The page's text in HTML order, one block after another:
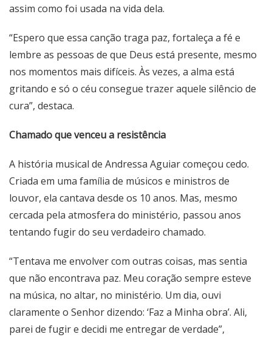
assim como foi usada na vida dela.
“Espero que essa canção traga paz, fortaleça a fé e
lembre as pessoas de que Deus está presente, mesmo
nos momentos mais difíceis. Às vezes, a alma está
gritando e só o céu consegue trazer aquele silêncio de
cura”, destaca.
Chamado que venceu a resistência
A história musical de Andressa Aguiar começou cedo.
Criada em uma família de músicos e ministros de
louvor, ela cantava desde os 10 anos. Mas, mesmo
cercada pela atmosfera do ministério, passou anos
tentando fugir do seu verdadeiro chamado.
“Tentava me envolver com outras coisas, mas sentia
que não encontrava paz. Meu coração sempre esteve
na música, no altar, no ministério. Um dia, ouvi
claramente o Senhor dizendo: ‘Faz a Minha obra’. Ali,
parei de fugir e decidi me entregar de verdade”,